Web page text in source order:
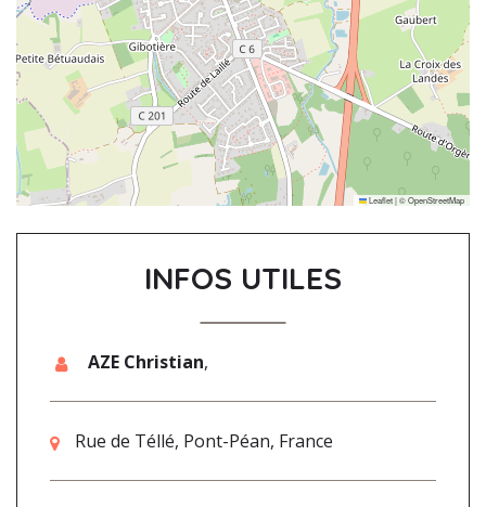
Leaflet|©OpenStreetMap
INFOS UTILES
AZE Christian,
Rue de Téllé, Pont-Péan, France